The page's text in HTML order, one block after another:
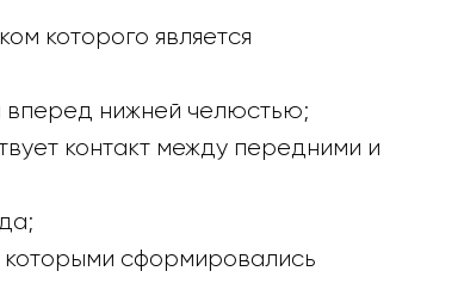
которого является
вперед нижней челюстью;
контакт между передними и
сформировались